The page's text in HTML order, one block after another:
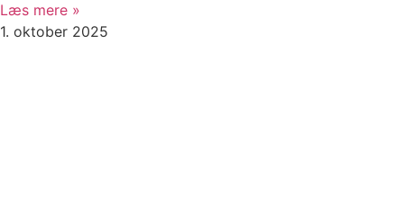
Læs mere »
1. oktober 2025